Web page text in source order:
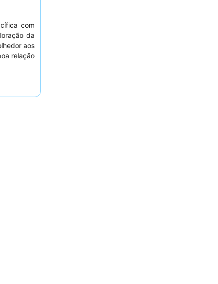
com
da
aos
relação